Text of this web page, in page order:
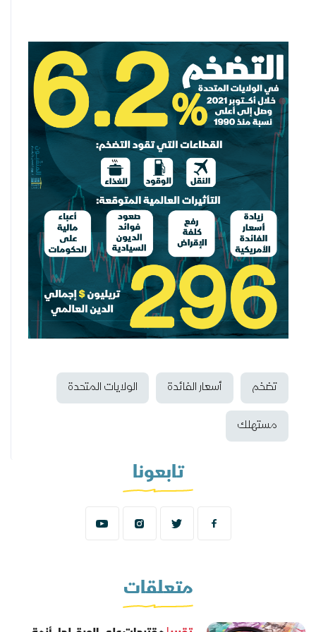
تضخم أسعار الفائدة الولايات المتحدة
مستهلك
تابعونا
متعلقات